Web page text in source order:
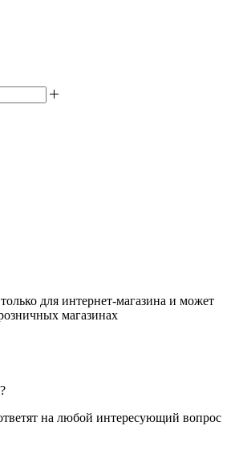
для интернет-магазина и может
магазинах
на любой интересующий вопрос